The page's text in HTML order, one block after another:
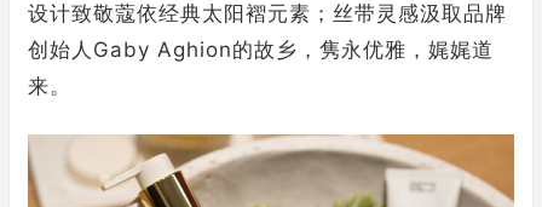
设计致敬蔻依经典太阳褶元素；丝带灵感汲取品牌
创始人Gaby Aghion的故乡，隽永优雅，娓娓道
来。